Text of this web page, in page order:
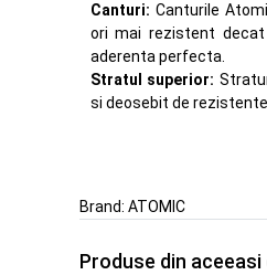
Canturi: Canturile
ori mai rezistent
aderenta perfecta.
Stratul superior:
si deosebit de rezistente
Brand: ATOMIC
Produse din